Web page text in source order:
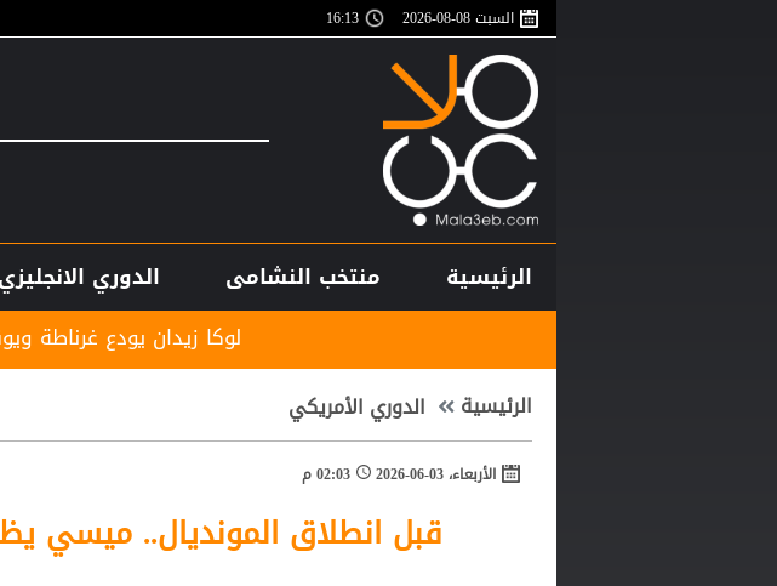
السبت 08-08-2026 16:13
الرئيسية منتخب النشامى الدوري الانجليزي
لوكا زيدان يودع غرناطة ويوقع لناد إسباني
الرئيسية الدوري الأمريكي
الأربعاء، 03-06-2026 02:03 م
قبل انطلاق المونديال.. ميسي